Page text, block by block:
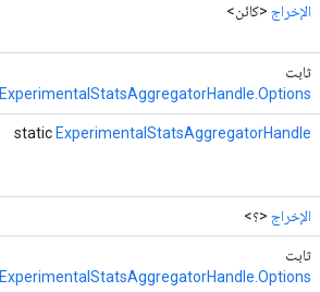
الإخراج <كائن>
ثابت
ExperimentalStatsAggregatorHandle.Options
static ExperimentalStatsAggregatorHandle
الإخراج <؟>
ثابت
ExperimentalStatsAggregatorHandle.Options